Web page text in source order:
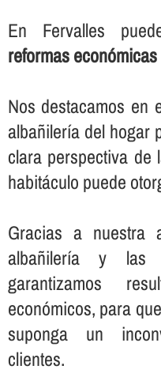
En Fervalles
reformas
Nos destacamos en
albañilerí­a del hogar
clara perspectiva de
habitáculo puede
Gracias a nuestra
albañilerí­a y las
garantizamos
económicos, para
suponga un
clientes.